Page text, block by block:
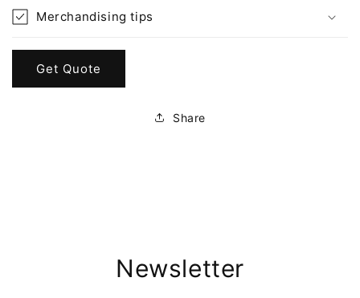
Merchandising tips
Get Quote
Share
Newsletter